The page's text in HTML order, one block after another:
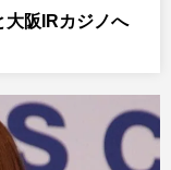
大阪IRカジノへ